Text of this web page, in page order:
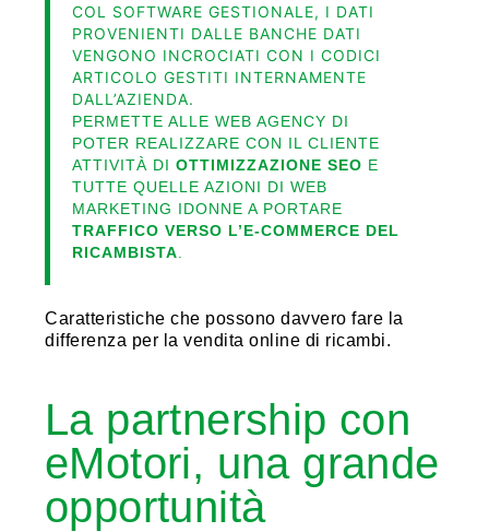
COL SOFTWARE GESTIONALE, I DATI
PROVENIENTI DALLE BANCHE DATI
VENGONO INCROCIATI CON I CODICI
ARTICOLO GESTITI INTERNAMENTE
DALL’AZIENDA.
PERMETTE ALLE WEB AGENCY DI
POTER REALIZZARE CON IL CLIENTE
ATTIVITÀ DI OTTIMIZZAZIONE SEO E
TUTTE QUELLE AZIONI DI WEB
MARKETING IDONNE A PORTARE
TRAFFICO VERSO L’E-COMMERCE DEL
RICAMBISTA
Caratteristiche che possono davvero fare la
differenza per la vendita online di ricambi.
La partnership con
eMotori, una grande
opportunità